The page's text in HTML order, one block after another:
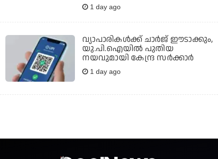
1 day ago
വ്യാപാരികള്‍ക്ക് ചാര്‍ജ് ഈടാക്കും,
യു.പി.ഐയില്‍ പുതിയ
നയവുമായി കേന്ദ്ര സര്‍ക്കാര്‍
1 day ago